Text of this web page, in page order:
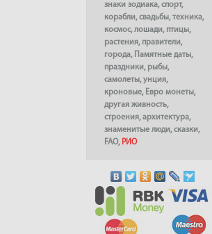
знаки зодиака,спорт,
корабли,свадьбы,техника,
космос,лошади, птицы,
растения, правители,
города, Памятные даты,
праздники, рыбы,
самолеты,унция,
кроновые, Евро монеты,
другая живность,
строения,архитектура,
знаменитые люди,сказки,
FAO, РИО